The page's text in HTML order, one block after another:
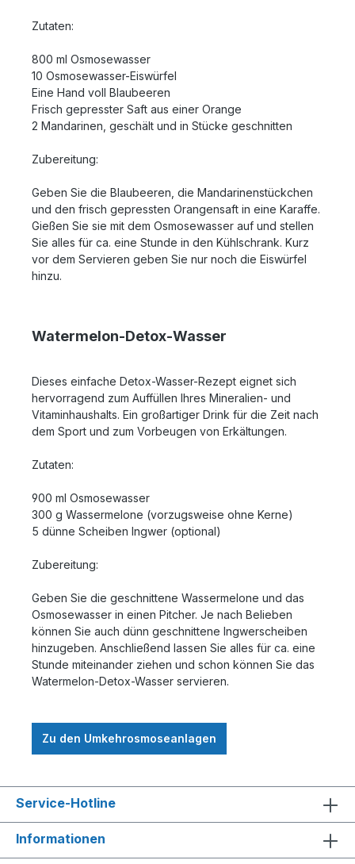
Zutaten:
800 ml Osmosewasser
10 Osmosewasser-Eiswürfel
Eine Hand voll Blaubeeren
Frisch gepresster Saft aus einer Orange
2 Mandarinen, geschält und in Stücke geschnitten
Zubereitung:
Geben Sie die Blaubeeren, die Mandarinenstückchen
und den frisch gepressten Orangensaft in eine Karaffe.
Gießen Sie sie mit dem Osmosewasser auf und stellen
Sie alles für ca. eine Stunde in den Kühlschrank. Kurz
vor dem Servieren geben Sie nur noch die Eiswürfel
hinzu.
Watermelon-Detox-Wasser
Dieses einfache Detox-Wasser-Rezept eignet sich
hervorragend zum Auffüllen Ihres Mineralien- und
Vitaminhaushalts. Ein großartiger Drink für die Zeit nach
dem Sport und zum Vorbeugen von Erkältungen.
Zutaten:
900 ml Osmosewasser
300 g Wassermelone (vorzugsweise ohne Kerne)
5 dünne Scheiben Ingwer (optional)
Zubereitung:
Geben Sie die geschnittene Wassermelone und das
Osmosewasser in einen Pitcher. Je nach Belieben
können Sie auch dünn geschnittene Ingwerscheiben
hinzugeben. Anschließend lassen Sie alles für ca. eine
Stunde miteinander ziehen und schon können Sie das
Watermelon-Detox-Wasser servieren.
Zu den Umkehrosmoseanlagen
Service-Hotline
Informationen